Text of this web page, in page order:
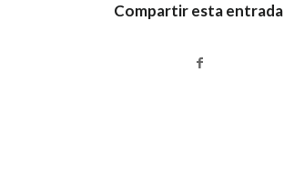
Compartir esta entrada